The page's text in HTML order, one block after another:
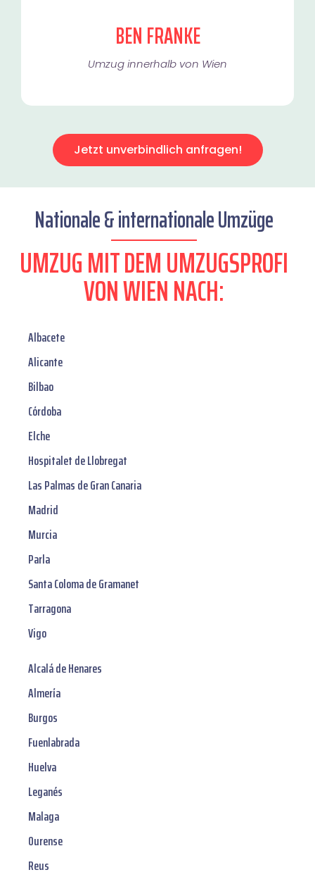
BEN FRANKE
Umzug innerhalb von Wien​
Jetzt unverbindlich anfragen!
Nationale & internationale Umzüge
UMZUG MIT DEM UMZUGSPROFI
VON WIEN NACH:
Albacete
Alicante
Bilbao
Córdoba
Elche
Hospitalet de Llobregat
Las Palmas de Gran Canaria
Madrid
Murcia
Parla
Santa Coloma de Gramanet
Tarragona
Vigo
Alcalá de Henares
Almería
Burgos
Fuenlabrada
Huelva
Leganés
Malaga
Ourense
Reus